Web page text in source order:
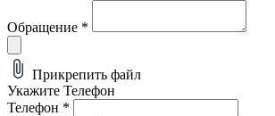
Обращение *
Прикрепить файл
Укажите Телефон
Телефон *